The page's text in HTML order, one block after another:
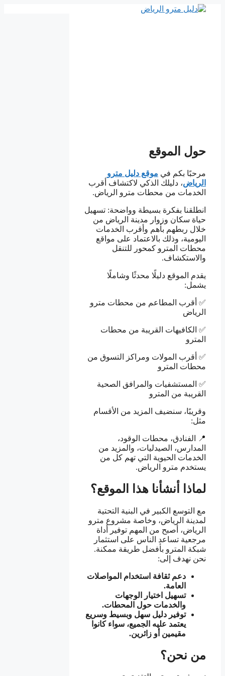
انتقل
حول الموقع
مرحبًا بكم في موقع دليل مترو
الرياض، دليلك الذكي لاكتشاف أقرب
الخدمات من محطات مترو الرياض.
انطلقنا بفكرة بسيطة وواضحة: تسهيل
حياة سكان وزوار مدينة الرياض من
خلال ربطهم بأهم وأقرب الخدمات
اليومية، وذلك بالاعتماد على مواقع
محطات المترو كمحور للتنقل
والاستكشاف.
يقدم الموقع دليلًا محدثًا وشاملًا
يشمل:
✅ أقرب المطاعم من محطات مترو
الرياض
✅ الكافيهات القريبة من محطات
المترو
✅ أقرب المولات ومراكز التسوق من
محطات المترو
✅ المستشفيات والمرافق الصحية
القريبة من المترو
وقريبًا، سنضيف المزيد من الأقسام
مثل:
📍 الفنادق، محطات الوقود،
المدارس، الصيدليات، والمزيد من
الخدمات الحيوية التي تهم كل من
يستخدم مترو الرياض.
لماذا أنشأنا هذا الموقع؟
مع التوسع الكبير في البنية التحتية
لمدينة الرياض، وخاصة مشروع مترو
الرياض، أصبح من المهم توفير أداة
مرجعية تساعد الناس على استثمار
شبكة المترو بأفضل طريقة ممكنة.
نحن نهدف إلى:
دعم ثقافة استخدام المواصلات
العامة.
تسهيل اختيار الوجهات
والخدمات حول المحطات.
توفير دليل سهل وبسيط وسريع
يعتمد عليه الجميع، سواء كانوا
مقيمين أو زائرين.
من نحن؟